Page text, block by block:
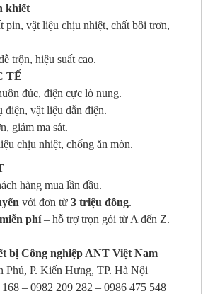
khiết
pin, vật liệu chịu nhiệt, chất bôi trơn,
trộn, hiệu suất cao.
TẾ
đúc, điện cực lò nung.
điện, vật liệu dẫn điện.
giảm ma sát.
chịu nhiệt, chống ăn mòn.
hàng mua lần đầu.
với đơn từ3 triệu đồng.
phí– hỗ trợ trọn gói từ A đến Z.
bị Công nghiệp ANT Việt Nam
P. Kiến Hưng, TP. Hà Nội
– 0982 209 282 – 0986 475 548